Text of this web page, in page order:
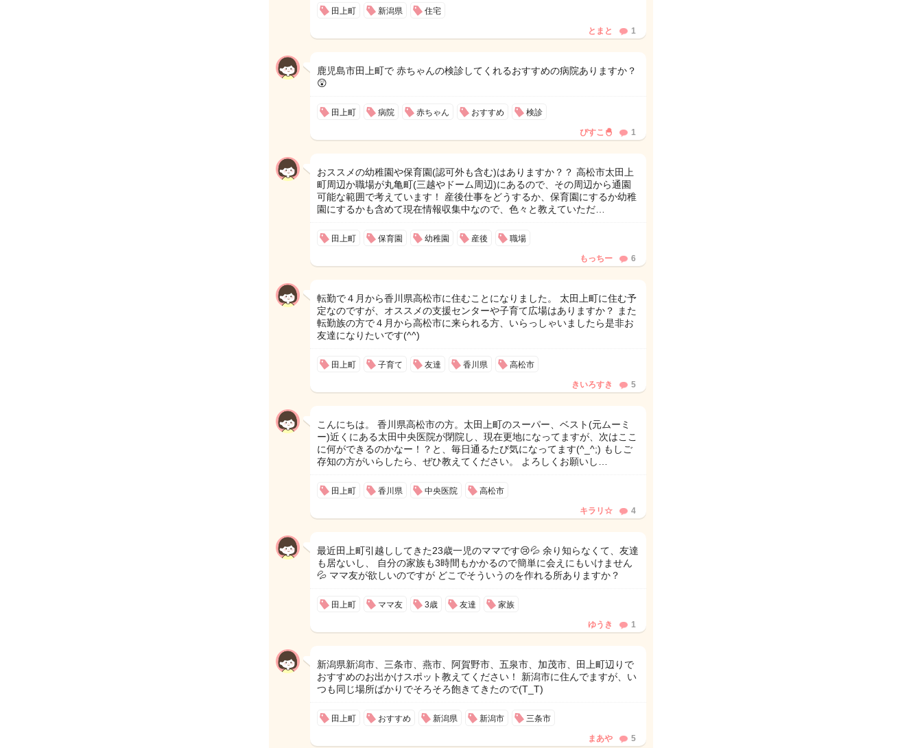
田上町 新潟県 住宅
とまと 1
鹿児島市田上町で 赤ちゃんの検診してくれるおすすめの病院ありますか？
😲
田上町 病院 赤ちゃん おすすめ 検診
ぴすこ🐣 1
おススメの幼稚園や保育園(認可外も含む)はありますか？？ 高松市太田上
町周辺か職場が丸亀町(三越やドーム周辺)にあるので、その周辺から通園
可能な範囲で考えています！ 産後仕事をどうするか、保育園にするか幼稚
園にするかも含めて現在情報収集中なので、色々と教えていただ…
田上町 保育園 幼稚園 産後 職場
もっちー 6
転勤で４月から香川県高松市に住むことになりました。 太田上町に住む予
定なのですが、オススメの支援センターや子育て広場はありますか？ また
転勤族の方で４月から高松市に来られる方、いらっしゃいましたら是非お
友達になりたいです(^^)
田上町 子育て 友達 香川県 高松市
きいろすき 5
こんにちは。 香川県高松市の方。太田上町のスーパー、ベスト(元ムーミ
ー)近くにある太田中央医院が閉院し、現在更地になってますが、次はここ
に何ができるのかなー！？と、毎日通るたび気になってます(^_^;) もしご
存知の方がいらしたら、ぜひ教えてください。 よろしくお願いし…
田上町 香川県 中央医院 高松市
キラリ☆ 4
最近田上町引越ししてきた23歳一児のママです😢💦 余り知らなくて、友達
も居ないし、 自分の家族も3時間もかかるので簡単に会えにもいけません
💦 ママ友が欲しいのですが どこでそういうのを作れる所ありますか？
田上町 ママ友 3歳 友達 家族
ゆうき 1
新潟県新潟市、三条市、燕市、阿賀野市、五泉市、加茂市、田上町辺りで
おすすめのお出かけスポット教えてください！ 新潟市に住んでますが、い
つも同じ場所ばかりでそろそろ飽きてきたので(T_T)
田上町 おすすめ 新潟県 新潟市 三条市
まあや 5